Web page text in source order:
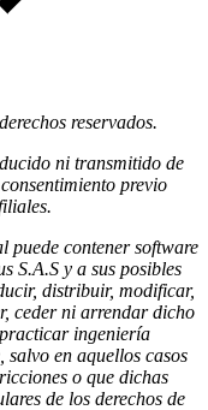
reservados.
ni transmitido de
previo
puede contener software
S.A.S y a sus posibles
distribuir, modificar,
ceder ni arrendar dicho
ingeniería
salvo en aquellos casos
o que dichas
de los derechos de